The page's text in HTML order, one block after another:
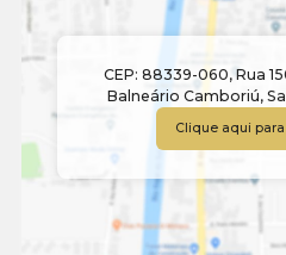
CEP: 88339-060,Rua
Balneário Camboriú,
Clique aqui